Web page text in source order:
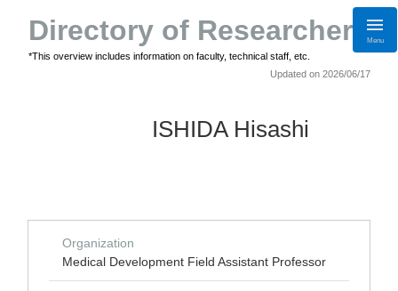
Directory of Researchers
*This overview includes information on faculty, technical staff, etc.
Menu
Updated on 2026/06/17
ISHIDA Hisashi
Organization
Medical Development Field Assistant Professor